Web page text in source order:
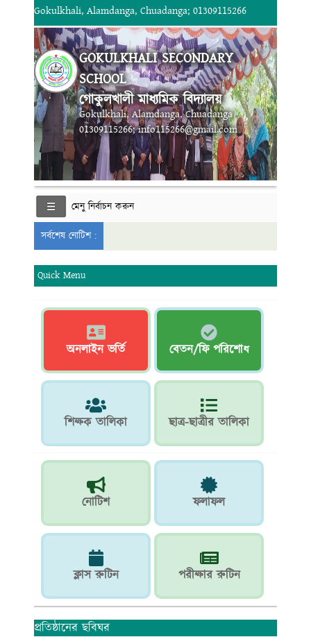
Gokulkhali, Alamdanga, Chuadanga; 01309115266
GOKULKHALI SECONDARY
SCHOOL
গোকুলখালী মাধ্যমিক বিদ্যালয়
Gokulkhali, Alamdanga, Chuadanga
01309115266; info115266@gmail.com
মেনু নির্বাচন করুন
সর্বশেষ নোটিশ :
Quick Menu
অনলাইন ভর্তি বেতন/ফি পরিশোধ
শিক্ষক তালিকা ছাত্র-ছাত্রীর তালিকা
নোটিশ ফলাফল
ক্লাস রুটিন পরীক্ষার রুটিন
প্রতিষ্ঠানের ছবিঘর